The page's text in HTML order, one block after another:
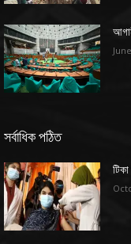
সর্বাধিক পঠিত